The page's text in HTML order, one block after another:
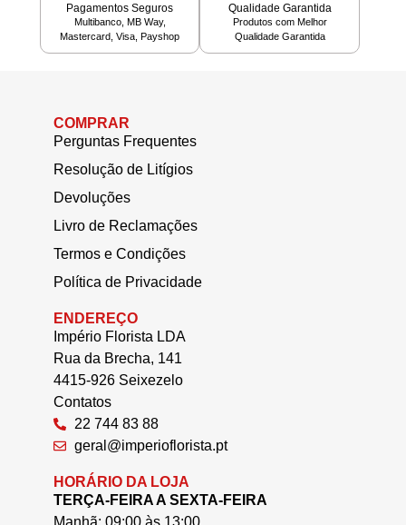
Pagamentos Seguros
Multibanco, MB Way,
Mastercard, Visa, Payshop
Qualidade Garantida
Produtos com Melhor
Qualidade Garantida
COMPRAR
Perguntas Frequentes
Resolução de Litígios
Devoluções
Livro de Reclamações
Termos e Condições
Política de Privacidade
ENDEREÇO
Império Florista LDA
Rua da Brecha, 141
4415-926 Seixezelo
Contatos
22 744 83 88
geral@imperioflorista.pt
HORÁRIO DA LOJA
TERÇA-FEIRA A SEXTA-FEIRA